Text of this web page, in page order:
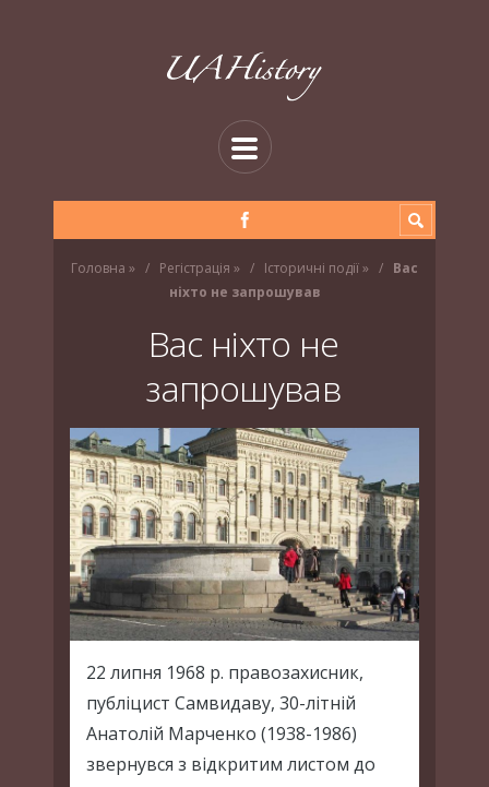
Головна » Регістрація » Історичні події»
Вас
ніхто не запрошував
Вас ніхто не
запрошував
22 липня 1968 р. правозахисник,
публіцист Самвидаву, 30-літній
Анатолій Марченко (1938-1986)
звернувся з відкритим листом до